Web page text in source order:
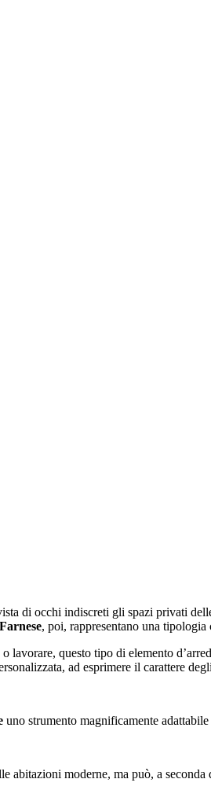
di occhi indiscreti gli spazi privati
, poi, rappresentano una
questo tipo di elemento
ad esprimere il carattere
uno strumento magnificamente
moderne, ma può, a